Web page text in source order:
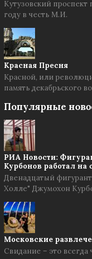
Кутузовский проспект
году в честь М.И.
Красная Пресня
Красной, или
память декабрьского
Популярные
РИА Новости:
Курбонов работал на
Двенадцатый
Холле" Джумохон
Московские
Свидание – это